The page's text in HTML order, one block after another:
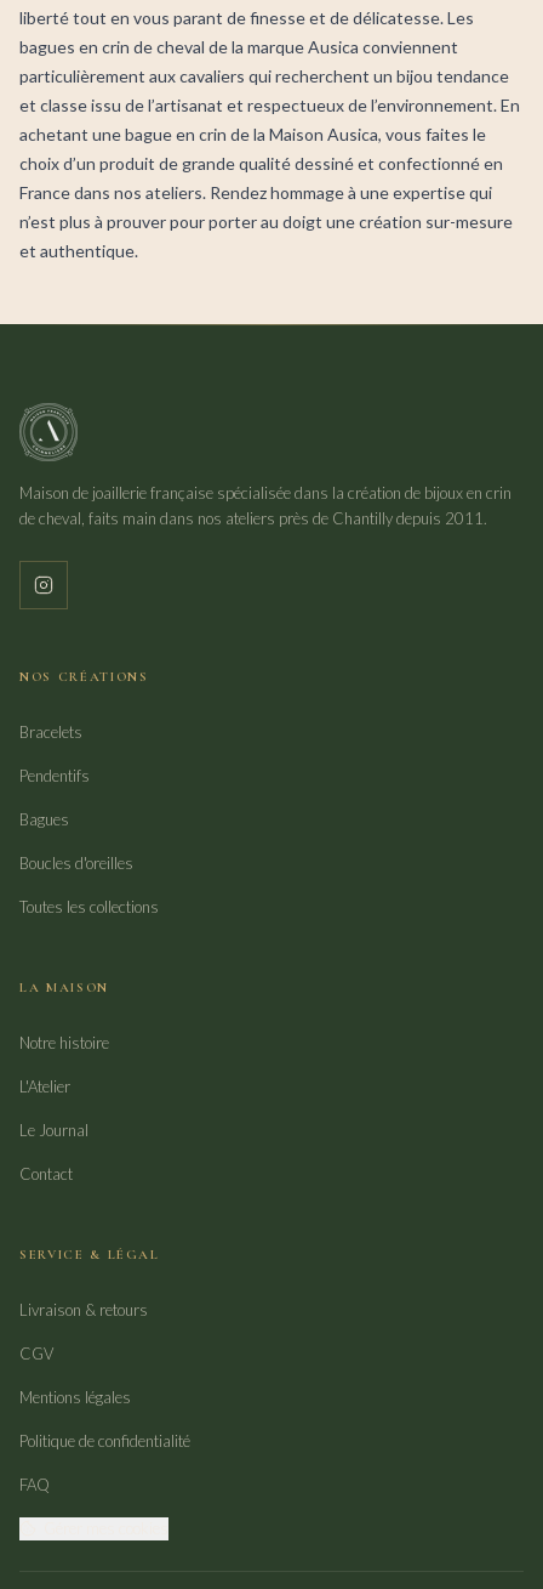
liberté tout en vous parant de finesse et de délicatesse. Les
bagues en crin de cheval de la marque Ausica conviennent
particulièrement aux cavaliers qui recherchent un bijou tendance
et classe issu de l’artisanat et respectueux de l’environnement. En
achetant une bague en crin de la Maison Ausica, vous faites le
choix d’un produit de grande qualité dessiné et confectionné en
France dans nos ateliers. Rendez hommage à une expertise qui
n’est plus à prouver pour porter au doigt une création sur-mesure
et authentique.
Maison de joaillerie française spécialisée dans la création de bijoux en crin
de cheval, faits main dans nos ateliers près de Chantilly depuis 2011.
NOS CRÉATIONS
Bracelets
Pendentifs
Bagues
Boucles d'oreilles
Toutes les collections
LA MAISON
Notre histoire
L'Atelier
Le Journal
Contact
SERVICE & LÉGAL
Livraison & retours
CGV
Mentions légales
Politique de confidentialité
FAQ